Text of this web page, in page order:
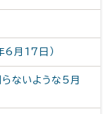
6月17日）
ないような5月